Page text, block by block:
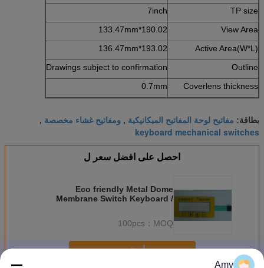
TP size
7inch
View Area
190.02*133.47mm
Active Area(W*L)
193.02*136.47mm
Outline
Drawings subject to confirmation
Coverlens thickness
0.7mm
بطاقة: مفاتيح لوحة المفاتيح الميكانيكية , ومفاتيح غشاء مخصصة ,
keyboard mechanical switches
احصل على افضل سعر ل
Eco friendly Metal Dome
Membrane Switch Keyboard /
MOQ：
100pcs
استمر
Amy